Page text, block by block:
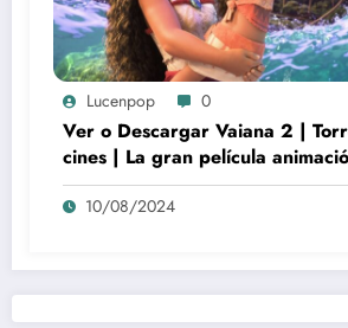
Lucenpop 0
Ver o Descargar Vaiana 2 |
cines | La gran película
culto Disney | *****
10/08/2024